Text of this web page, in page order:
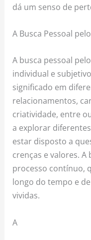
dá um senso de
A Busca Pessoal
A busca pessoal
individual e
significado em
relacionamentos,
criatividade, entre
a explorar
estar disposto a
crenças e valores.
processo contínuo,
longo do tempo e
vividas.
A